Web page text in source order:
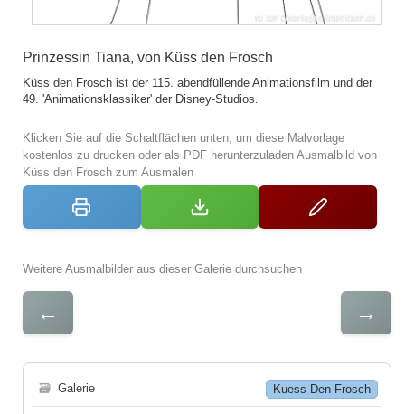
Prinzessin Tiana, von Küss den Frosch
Küss den Frosch ist der 115. abendfüllende Animationsfilm und der
49. 'Animationsklassiker' der Disney-Studios.
Klicken Sie auf die Schaltflächen unten, um diese Malvorlage
kostenlos zu drucken oder als PDF herunterzuladen Ausmalbild von
Küss den Frosch zum Ausmalen
Weitere Ausmalbilder aus dieser Galerie durchsuchen
← →
🗃 Galerie Kuess Den Frosch